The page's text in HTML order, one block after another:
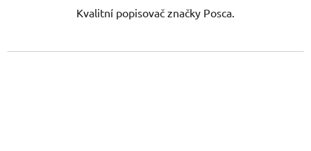
Kvalitní popisovač značky Posca.